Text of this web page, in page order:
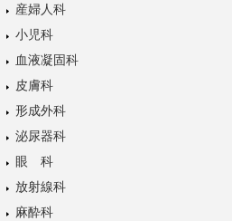
産婦人科
小児科
血液凝固科
皮膚科
形成外科
泌尿器科
眼 科
放射線科
麻酔科